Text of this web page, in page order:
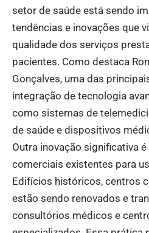
setor de saúde está sendo
tendências e inovações que
qualidade dos serviços
pacientes. Como destaca
Gonçalves, uma das
integração de tecnologia
como sistemas de
de saúde e dispositivos
Outra inovação significativa
comerciais existentes para
Edifícios históricos, centros
estão sendo renovados e
consultórios médicos e